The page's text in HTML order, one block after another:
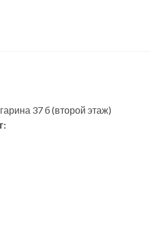
37 б (второй этаж)